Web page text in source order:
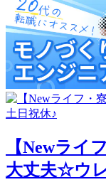
【Newライ
大丈夫☆ウ